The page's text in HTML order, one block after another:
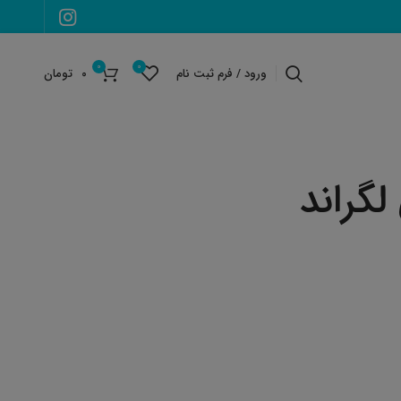
ورود / فرم ثبت نام 0
0 ۰ تومان